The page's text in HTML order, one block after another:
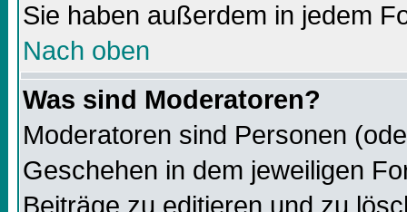
Sie haben außerdem in jedem
Nach oben
Was sind Moderatoren?
Moderatoren sind Personen
Geschehen in dem jeweiligen
Beiträge zu editieren und zu